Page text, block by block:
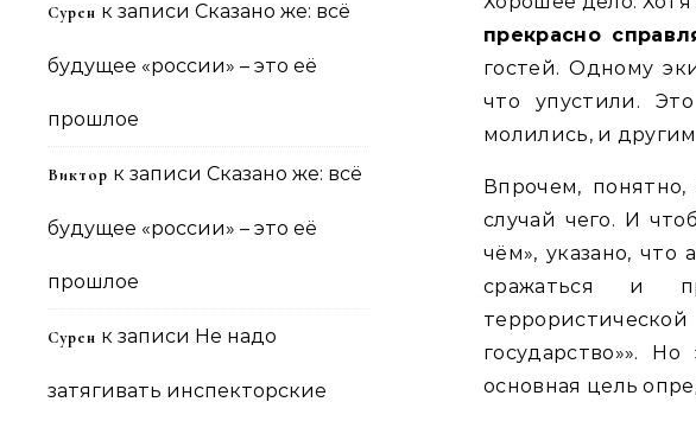
Сурен к записи Сказано же: всё
будущее «россии» – это её
прошлое
Виктор к записи Сказано же: всё
будущее «россии» – это её
прошлое
Сурен к записи Не надо
затягивать инспекторские
прекрасно
гостей. Одному
что упустили.
молились, и
Впрочем,
случай чего. И
чём», указано, что
сражаться и
государство»».
основная цель